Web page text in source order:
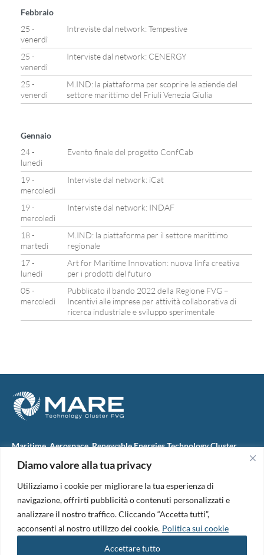
Diamo valore alla tua privacy
Utilizziamo i cookie per migliorare la tua esperienza di
navigazione, offrirti pubblicità o contenuti personalizzati e
analizzare il nostro traffico. Cliccando “Accetta tutti”,
acconsenti al nostro utilizzo dei cookie. Politica sui cookie
Accettare tutto
Febbraio
25 -
venerdì
Intreviste dal network: Tempestive
25 -
venerdì
Interviste dal network: CENERGY
25 -
venerdì
M.IND: la piattaforma per scoprire le aziende del
settore marittimo del Friuli Venezia Giulia
Gennaio
24 -
lunedì
Evento finale del progetto ConfCab
19 -
mercoledì
Interviste dal network: iCat
19 -
mercoledì
Interviste dal network: INDAF
18 -
martedì
M.IND: la piattaforma per il settore marittimo
regionale
17 -
lunedì
Art for Maritime Innovation: nuova linfa creativa
per i prodotti del futuro
05 -
mercoledì
Pubblicato il bando 2022 della Regione FVG –
Incentivi alle imprese per attività collaborativa di
ricerca industriale e sviluppo sperimentale
Maritime, Aerospace, Renewable Energies Technology Cluster
M.A.R.E. TC FVG S.c.ar.l.
34074 Monfalcone (Italy)
tel. +39 0481 723440
Codice Fiscale e Partita Iva: 01138620313
PEC:marefvg@legalmail.it
Codice univoco per i pagamenti: M5UXCR1
Copyright 2026. Design and development by